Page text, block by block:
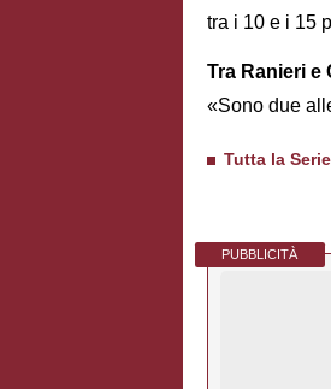
tra i 10 e i 15
Tra Ranieri e
«Sono due
Tutta la
PUBBLICITÀ